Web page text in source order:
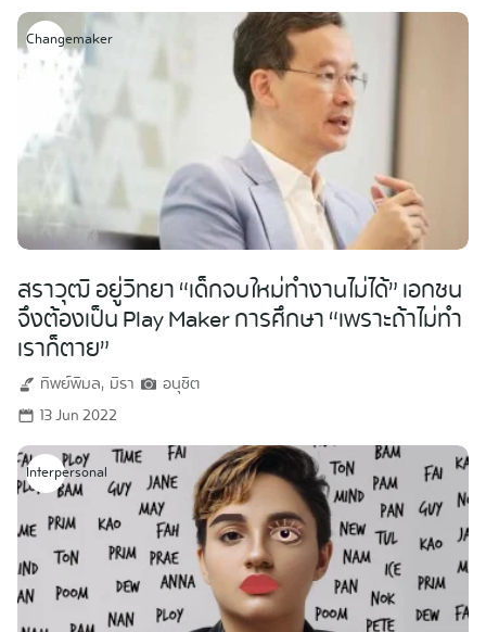
Changemaker
สราวุฒิ อยู่วิทยา “เด็กจบใหม่ทำงานไม่ได้”​ เอกชน
จึงต้องเป็น Play Maker การศึกษา “เพราะถ้าไม่ทำ
เราก็ตาย”
ทิพย์พิมล มิรา
อนุชิต
13 Jun 2022
Interpersonal